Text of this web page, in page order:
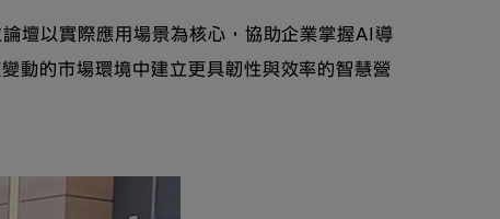
壇以實際應用場景為核心，協助企業掌握AI導
動的市場環境中建立更具韌性與效率的智慧營